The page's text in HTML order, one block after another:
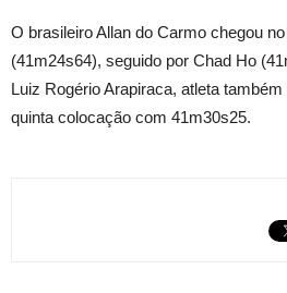
O brasileiro Allan do Carmo chegou
(41m24s64), seguido por Chad Ho
Luiz Rogério Arapiraca, atleta
quinta colocação com 41m30s25.